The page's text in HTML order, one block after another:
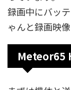
録画中にバッ
ゃんと録画映
Meteor65